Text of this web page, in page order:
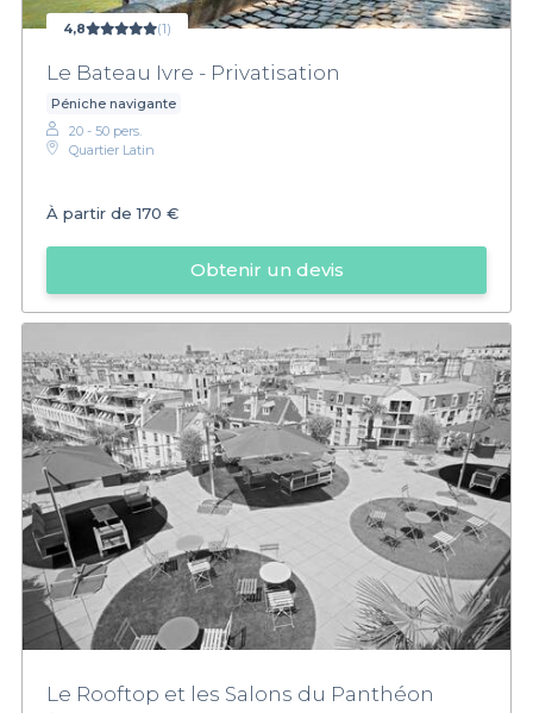
4,8 (1)
Le Bateau Ivre - Privatisation
Péniche navigante
20 - 50 pers.
Quartier Latin
À partir de170 €
Obtenir un devis
Le Rooftop et les Salons du Panthéon